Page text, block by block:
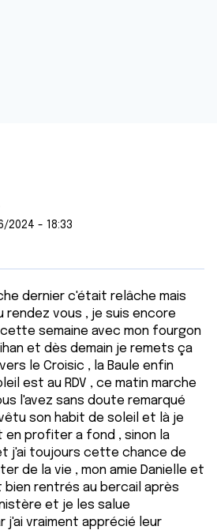
2024 - 18:33
dernier c'était relâche mais
rendez vous , je suis encore
semaine avec mon fourgon
et dès demain je remets ça
le Croisic , la Baule enfin
est au RDV , ce matin marche
l'avez sans doute remarqué
son habit de soleil et là je
en profiter a fond , sinon la
j'ai toujours cette chance de
de la vie , mon amie Danielle et
bien rentrés au bercail après
et je les salue
j'ai vraiment apprécié leur